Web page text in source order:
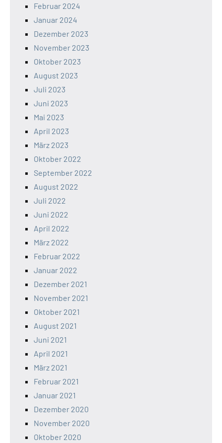
Februar 2024
Januar 2024
Dezember 2023
November 2023
Oktober 2023
August 2023
Juli 2023
Juni 2023
Mai 2023
April 2023
März 2023
Oktober 2022
September 2022
August 2022
Juli 2022
Juni 2022
April 2022
März 2022
Februar 2022
Januar 2022
Dezember 2021
November 2021
Oktober 2021
August 2021
Juni 2021
April 2021
März 2021
Februar 2021
Januar 2021
Dezember 2020
November 2020
Oktober 2020